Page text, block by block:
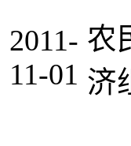
2011-
11-01
农
济